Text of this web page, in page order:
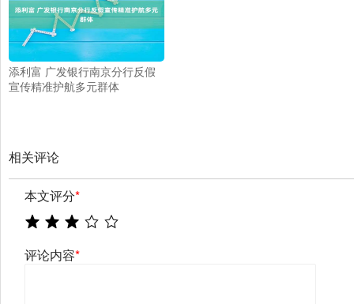
添利富 广发银行南京分行反假
宣传精准护航多元群体
相关评论
本文评分*
评论内容*